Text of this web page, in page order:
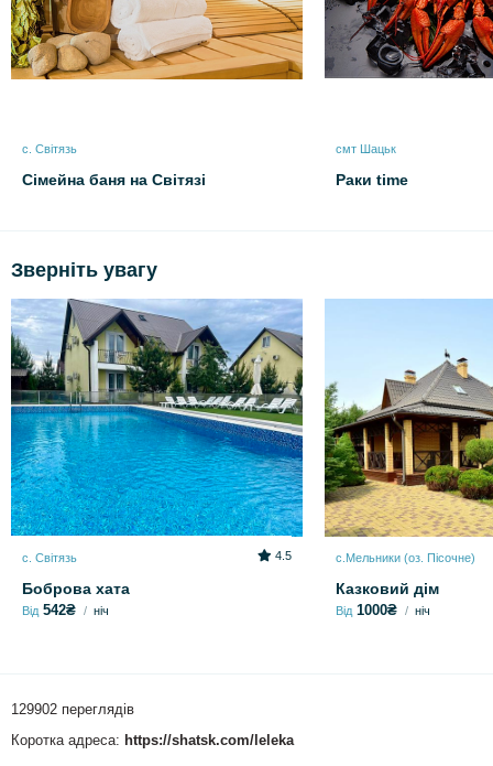
с. Світязь
Сімейна баня на Світязі
смт Шацьк
Раки time
Зверніть увагу
с. Світязь 4.5
Боброва хата
Від 542₴ ніч
с.Мельники (оз. Пісочне)
Казковий дім
Від 1000₴ ніч
129902 переглядів
Коротка адреса: https://shatsk.com/leleka